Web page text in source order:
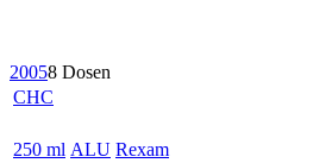
20058 Dosen
CHC
250 ml ALU Rexam